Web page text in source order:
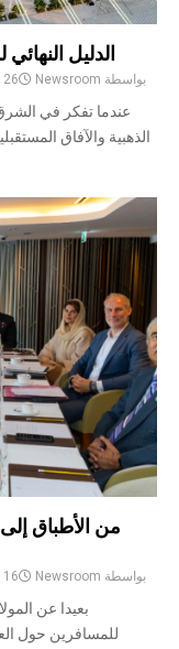
الدليل
بواسطة Newsroom 26 يناير، 2026
عندما تفكر في
الذهبية والآفاق
من الأطباق
بواسطة Newsroom 16 يناير، 2026
بعيدا عن